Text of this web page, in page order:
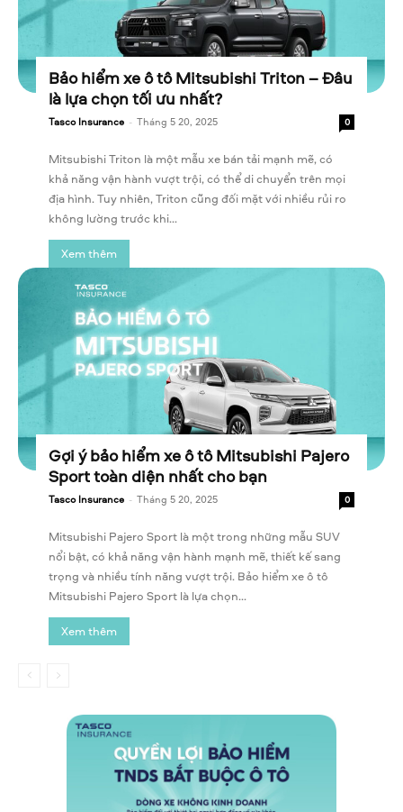
Bảo hiểm xe ô tô Mitsubishi Triton – Đâu
là lựa chọn tối ưu nhất?
Tasco Insurance - Tháng 5 20, 2025 0
Mitsubishi Triton là một mẫu xe bán tải mạnh mẽ, có
khả năng vận hành vượt trội, có thể di chuyển trên mọi
địa hình. Tuy nhiên, Triton cũng đối mặt với nhiều rủi ro
không lường trước khi...
Xem thêm
Gợi ý bảo hiểm xe ô tô Mitsubishi Pajero
Sport toàn diện nhất cho bạn
Tasco Insurance - Tháng 5 20, 2025 0
Mitsubishi Pajero Sport là một trong những mẫu SUV
nổi bật, có khả năng vận hành mạnh mẽ, thiết kế sang
trọng và nhiều tính năng vượt trội. Bảo hiểm xe ô tô
Mitsubishi Pajero Sport là lựa chọn...
Xem thêm